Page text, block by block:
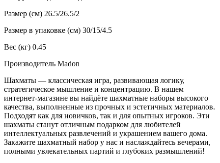
Размер (см) 26.5/26.5/2
Размер в упаковке (см) 30/15/4.5
Вес (кг) 0.45
Производитель Madon
Шахматы — классическая игра, развивающая логику,
стратегическое мышление и концентрацию. В нашем
интернет-магазине вы найдёте шахматные наборы высокого
качества, выполненные из прочных и эстетичных материалов.
Подходят как для новичков, так и для опытных игроков. Эти
шахматы станут отличным подарком для любителей
интеллектуальных развлечений и украшением вашего дома.
Закажите шахматный набор у нас и наслаждайтесь вечерами,
полными увлекательных партий и глубоких размышлений!